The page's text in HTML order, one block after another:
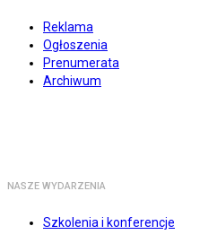
Reklama
Ogłoszenia
Prenumerata
Archiwum
NASZE WYDARZENIA
Szkolenia i konferencje